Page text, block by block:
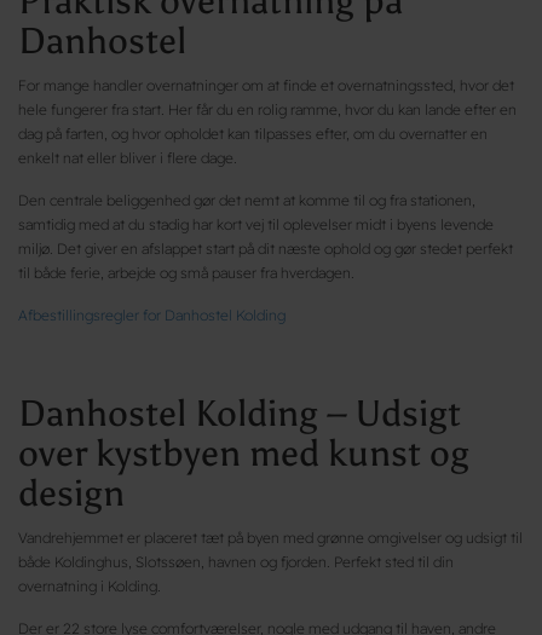
Danhostel
For mange handler overnatninger om at finde et overnatningssted, hvor det
hele fungerer fra start. Her får du en rolig ramme, hvor du kan lande efter en
dag på farten, og hvor opholdet kan tilpasses efter, om du overnatter en
enkelt nat eller bliver i flere dage.
Den centrale beliggenhed gør det nemt at komme til og fra stationen,
samtidig med at du stadig har kort vej til oplevelser midt i byens levende
miljø. Det giver en afslappet start på dit næste ophold og gør stedet perfekt
til både ferie, arbejde og små pauser fra hverdagen.
Afbestillingsregler for Danhostel Kolding
Danhostel Kolding – Udsigt
over kystbyen med kunst og
design
Vandrehjemmet er placeret tæt på byen med grønne omgivelser og udsigt til
både Koldinghus, Slotssøen, havnen og fjorden. Perfekt sted til din
overnatning i Kolding.
Der er 22 store lyse comfortværelser, nogle med udgang til haven, andre